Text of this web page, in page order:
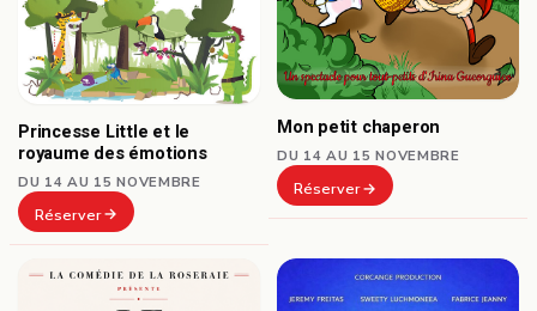
Princesse Little et le
royaume des émotions
DU 14 AU 15 NOVEMBRE
Réserver
Mon petit chaperon
DU 14 AU 15 NOVEMBRE
Réserver